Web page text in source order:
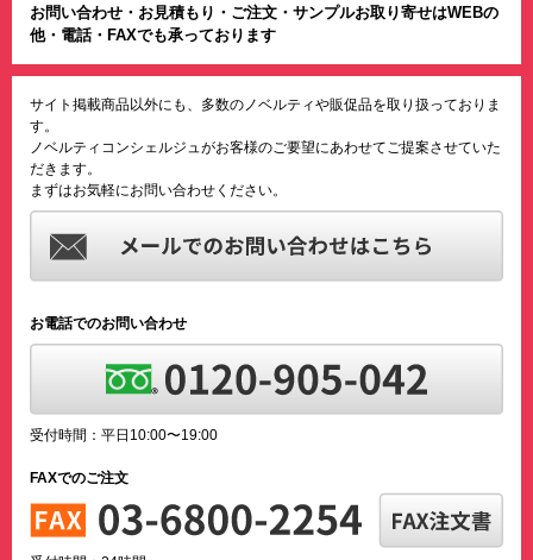
お問い合わせ・お見積もり・ご注文・サンプルお取り寄せはWEBの
他・電話・FAXでも承っております
サイト掲載商品以外にも、多数のノベルティや販促品を取り扱っておりま
す。
ノベルティコンシェルジュがお客様のご要望にあわせてご提案させていた
だきます。
まずはお気軽にお問い合わせください。
お電話でのお問い合わせ
受付時間：平日10:00〜19:00
FAXでのご注文